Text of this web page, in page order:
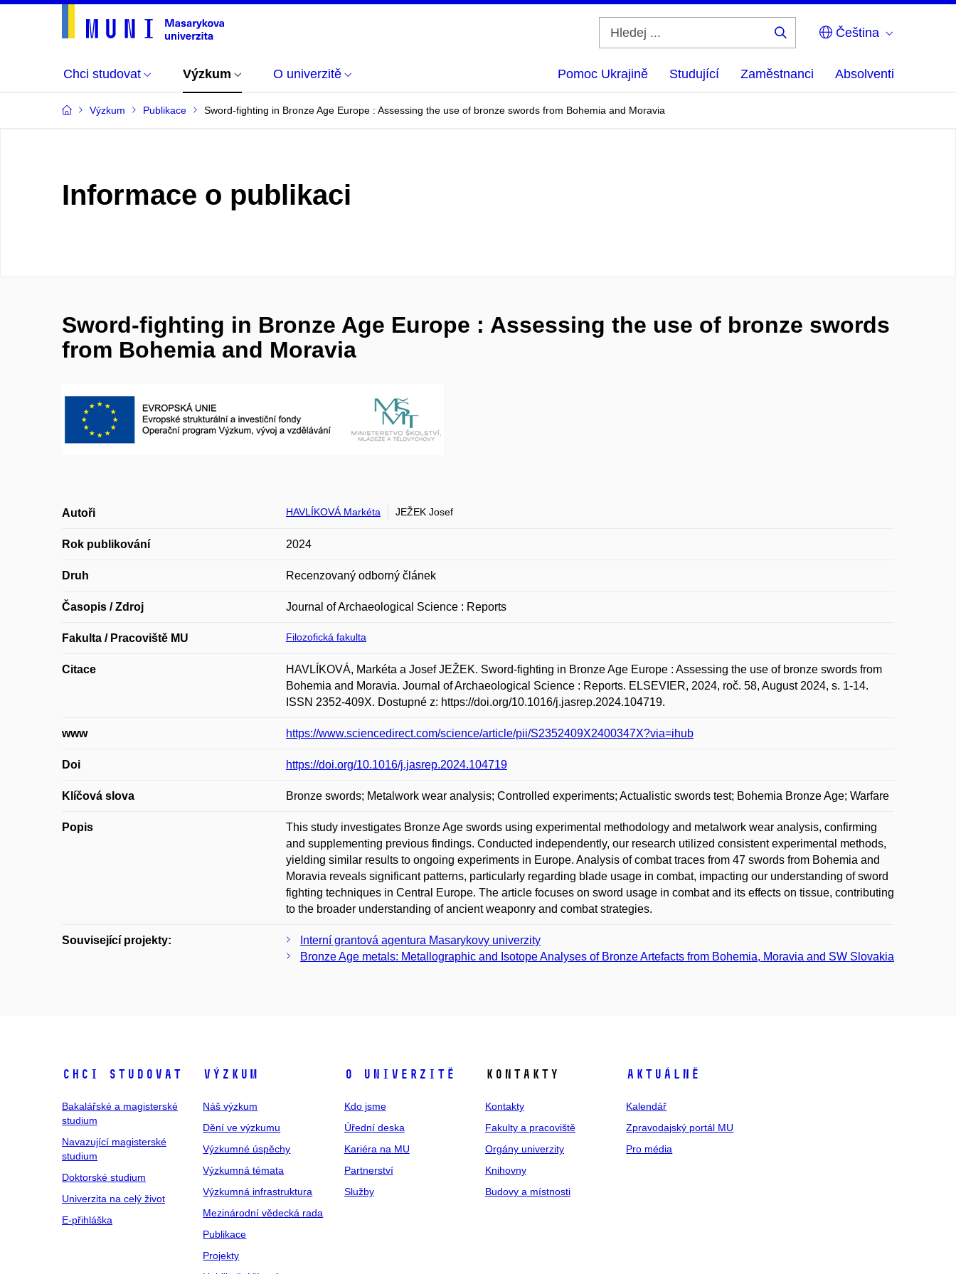
Čeština
Chci studovat Výzkum O univerzitě Pomoc Ukrajině Studující Zaměstnanci Absolventi
Výzkum Publikace Sword-fighting in Bronze Age Europe : Assessing the use of bronze swords from Bohemia and Moravia
Informace o publikaci
Sword-fighting in Bronze Age Europe : Assessing the use of bronze swords
from Bohemia and Moravia
Autoři HAVLÍKOVÁ Markéta JEŽEK Josef
Rok publikování 2024
Druh Recenzovaný odborný článek
Časopis / Zdroj Journal of Archaeological Science : Reports
Fakulta / Pracoviště MU Filozofická fakulta
Citace
HAVLÍKOVÁ, Markéta a Josef JEŽEK. Sword-fighting in Bronze Age Europe : Assessing the use of bronze swords from
Bohemia and Moravia. Journal of Archaeological Science : Reports. ELSEVIER, 2024, roč. 58, August 2024, s. 1-14.
ISSN 2352-409X. Dostupné z: https://doi.org/10.1016/j.jasrep.2024.104719.
www https://www.sciencedirect.com/science/article/pii/S2352409X2400347X?via=ihub
Doi https://doi.org/10.1016/j.jasrep.2024.104719
Klíčová slova Bronze swords; Metalwork wear analysis; Controlled experiments; Actualistic swords test; Bohemia Bronze Age; Warfare
Popis
This study investigates Bronze Age swords using experimental methodology and metalwork wear analysis, confirming
and supplementing previous findings. Conducted independently, our research utilized consistent experimental methods,
yielding similar results to ongoing experiments in Europe. Analysis of combat traces from 47 swords from Bohemia and
Moravia reveals significant patterns, particularly regarding blade usage in combat, impacting our understanding of sword
fighting techniques in Central Europe. The article focuses on sword usage in combat and its effects on tissue, contributing
to the broader understanding of ancient weaponry and combat strategies.
Související projekty:
Interní grantová agentura Masarykovy univerzity
Bronze Age metals: Metallographic and Isotope Analyses of Bronze Artefacts from Bohemia, Moravia and SW Slovakia
Chci studovat
Bakalářské a magisterské
studium
Navazující magisterské
studium
Doktorské studium
Univerzita na celý život
E-přihláška
Výzkum
Náš výzkum
Dění ve výzkumu
Výzkumné úspěchy
Výzkumná témata
Výzkumná infrastruktura
Mezinárodní vědecká rada
Publikace
Projekty
O univerzitě
Kdo jsme
Úřední deska
Kariéra na MU
Partnerství
Služby
Kontakty
Kontakty
Fakulty a pracoviště
Orgány univerzity
Knihovny
Budovy a místnosti
Aktuálně
Kalendář
Zpravodajský portál MU
Pro média